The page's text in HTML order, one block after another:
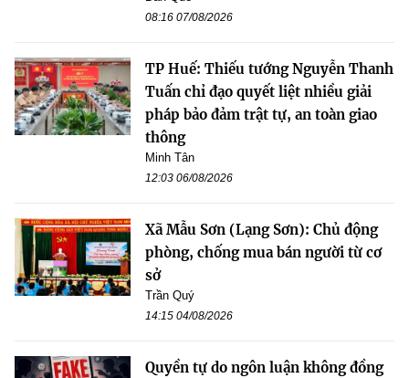
08:16 07/08/2026
TP Huế: Thiếu tướng Nguyễn Thanh
Tuấn chỉ đạo quyết liệt nhiều giải
pháp bảo đảm trật tự, an toàn giao
thông
Minh Tân
12:03 06/08/2026
Xã Mẫu Sơn (Lạng Sơn): Chủ động
phòng, chống mua bán người từ cơ
sở
Trần Quý
14:15 04/08/2026
Quyền tự do ngôn luận không đồng